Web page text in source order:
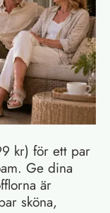
kr) för ett par
Ge dina
är
sköna,